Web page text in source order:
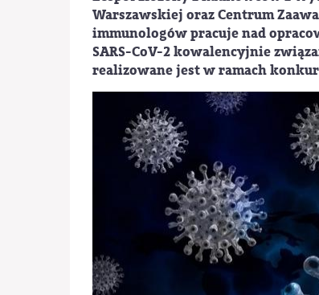
Warszawskiej oraz Centrum
immunologów pracuje nad
SARS-CoV-2 kowalencyjnie
realizowane jest w ramach